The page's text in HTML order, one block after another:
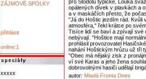
ZÁJMOVÉ SPOLKY
přihlásit
online:1
xxxxx
pro Stodolu typické. Louka
opálených dívek v plavkách a
a v maskáčích přesto, že
"Já do Hoštic jezdím rád. Kvůli
atmosféra," řekl krátce po
Tisíce lidí se baví a zpívají své
nebývají. "Hoštice mají
prohlásil provozovatel
nahání Hoštickým hrůzu už tři
"Obec má nějaký zisk z
ví své Karas a jeho žena
dobrovolnými hasiči udělají
autor: Mladá Fronta Dnes